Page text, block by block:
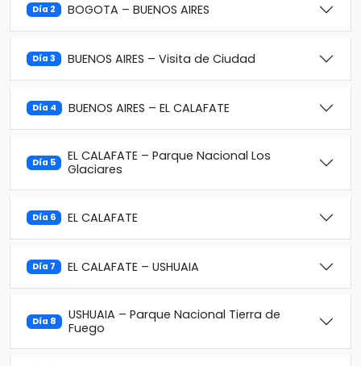
Día 2 BOGOTA – BUENOS AIRES
Día 3 BUENOS AIRES – Visita de Ciudad
Día 4 BUENOS AIRES – EL CALAFATE
Día 5
EL CALAFATE – Parque Nacional Los
Glaciares
Día 6 EL CALAFATE
Día 7 EL CALAFATE – USHUAIA
Día 8
USHUAIA – Parque Nacional Tierra de
Fuego